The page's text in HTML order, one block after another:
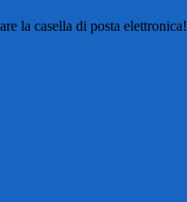
la casella di posta elettronica!